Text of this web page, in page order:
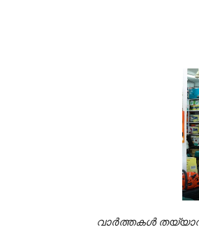
വാർത്തകൾ